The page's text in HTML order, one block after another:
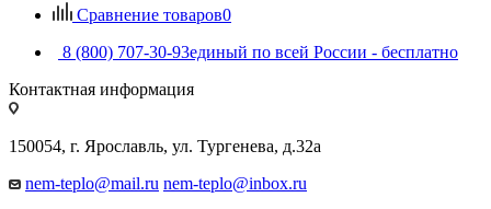
Сравнение товаров0
8 (800) 707-30-93единый по всей России - бесплатно
Контактная информация
150054, г. Ярославль, ул. Тургенева, д.32а
nem-teplo@mail.ru nem-teplo@inbox.ru